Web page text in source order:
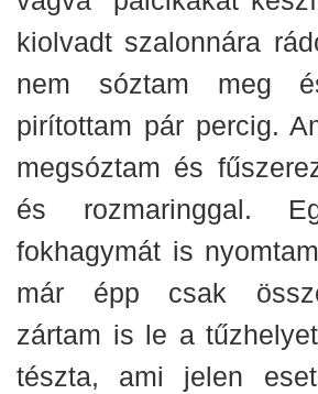
kiolvadt szalonnára
nem sóztam meg
pirítottam pár percig.
megsóztam és
és rozmaringgal.
fokhagymát is
már épp csak
zártam is le a
tészta, ami jelen